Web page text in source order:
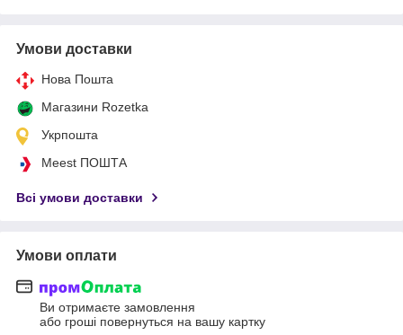
Умови доставки
Нова Пошта
Магазини Rozetka
Укрпошта
Meest ПОШТА
Всі умови доставки
Умови оплати
Ви отримаєте замовлення
або гроші повернуться на вашу картку